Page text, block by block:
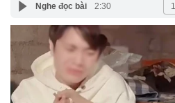
Nghe đọc bài 2:30